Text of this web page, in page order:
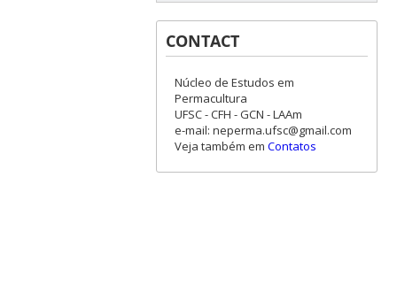
CONTACT
Núcleo de Estudos em
Permacultura
UFSC - CFH - GCN - LAAm
e-mail: neperma.ufsc@gmail.com
Veja também em Contatos